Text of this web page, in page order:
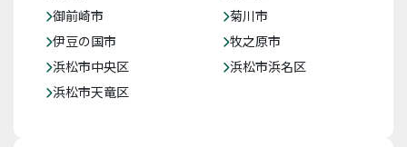
御前崎市
菊川市
伊豆の国市
牧之原市
浜松市中央区
浜松市浜名区
浜松市天竜区